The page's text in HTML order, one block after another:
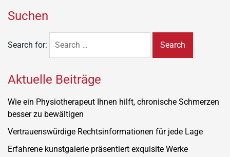
Suchen
Search for:
Aktuelle Beiträge
Wie ein Physiotherapeut Ihnen hilft, chronische Schmerzen
besser zu bewältigen
Vertrauenswürdige Rechtsinformationen für jede Lage
Erfahrene kunstgalerie präsentiert exquisite Werke